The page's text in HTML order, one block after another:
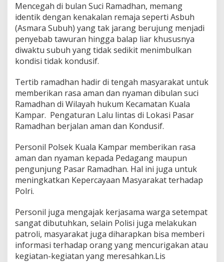
4
4
H
Mencegah di bulan Suci Ramadhan, memang
identik dengan kenakalan remaja seperti Asbuh
(Asmara Subuh) yang tak jarang berujung menjadi
penyebab tawuran hingga balap liar khususnya
diwaktu subuh yang tidak sedikit menimbulkan
kondisi tidak kondusif.
Tertib ramadhan hadir di tengah masyarakat untuk
memberikan rasa aman dan nyaman dibulan suci
Ramadhan di Wilayah hukum Kecamatan Kuala
Kampar. Pengaturan Lalu lintas di Lokasi Pasar
Ramadhan berjalan aman dan Kondusif.
Personil Polsek Kuala Kampar memberikan rasa
aman dan nyaman kepada Pedagang maupun
pengunjung Pasar Ramadhan. Hal ini juga untuk
meningkatkan Kepercayaan Masyarakat terhadap
Polri.
Personil juga mengajak kerjasama warga setempat
sangat dibutuhkan, selain Polisi juga melakukan
patroli, masyarakat juga diharapkan bisa memberi
informasi terhadap orang yang mencurigakan atau
kegiatan-kegiatan yang meresahkan.Lis